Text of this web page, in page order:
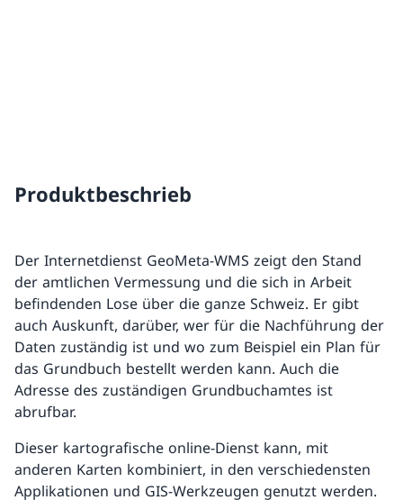
Produktbeschrieb
Der Internetdienst GeoMeta-WMS zeigt den Stand
der amtlichen Vermessung und die sich in Arbeit
befindenden Lose über die ganze Schweiz. Er gibt
auch Auskunft, darüber, wer für die Nachführung der
Daten zuständig ist und wo zum Beispiel ein Plan für
das Grundbuch bestellt werden kann. Auch die
Adresse des zuständigen Grundbuchamtes ist
abrufbar.
Dieser kartografische online-Dienst kann, mit
anderen Karten kombiniert, in den verschiedensten
Applikationen und GIS-Werkzeugen genutzt werden.